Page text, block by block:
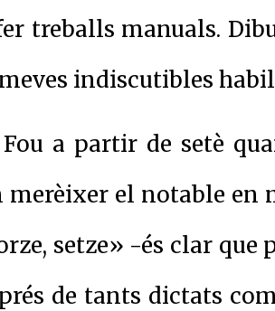
treballs manuals.
indiscutibles
Fou a partir de setè
merèixer el notable en
setze» -és clar que
de tants dictats